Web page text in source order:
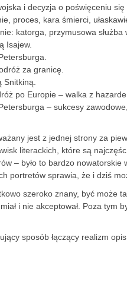
i decyzja o poświęceniu się
proces, kara śmierci,
katorga, przymusowa służba
Isajew.
za granicę.
Snitkiną.
po Europie – walka z
– sukcesy
jest z jednej strony za
literackich, które są
– było to bardzo
portretów sprawia, że i dziś
szeroko znany, być może
i nie akceptował. Poza tym
sposób łączący realizm